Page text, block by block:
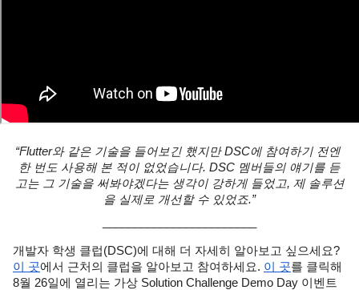
“Flutter와 같은 기술을 들어보긴 했지만 DSC에 참여하기 전엔
한 번도 사용해 본 적이 없었습니다. DSC 멤버들의 얘기를 듣
고는 그 기술을 써봐야겠다는 생각이 강하게 들었고, 제 솔루션
을 실제로 개선할 수 있었죠.”
이 곳에서 근처의 클럽을 알아보고 참여하세요. 이 곳를 클릭해
8월 26일에 열리는 가상 Solution Challenge Demo Day 이벤트